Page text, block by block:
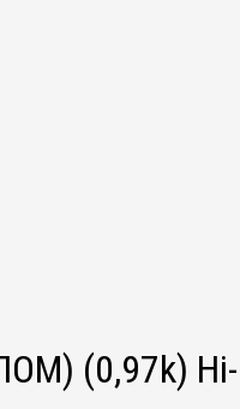
(0,97k)